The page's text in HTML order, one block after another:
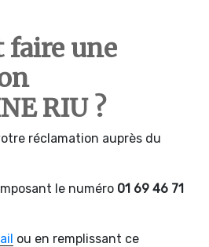
faire une
RIU ?
réclamation auprès du
le numéro 01 69 46 71
ou en remplissant ce